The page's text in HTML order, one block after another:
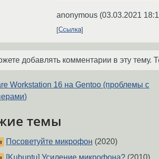
anonymous (03.03.2021
Ссылка
добавлять комментарии в эту тему.
Workstation 16 на Gentoo (проблемы с
темы
Посоветуйте микрофон (2020)